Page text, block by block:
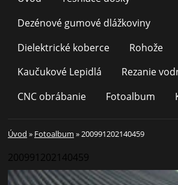
Dezénové gumové dlážkoviny
Dielektrické koberce
Rohože
Kaučukové Lepidlá
Rezanie
CNC obrábanie
Fotoalbum
Úvod » Fotoalbum » 200991202140459
200991202140459